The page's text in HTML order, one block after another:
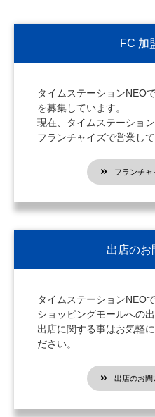
FC 加
タイムステーションNEO
を募集しています。
現在、タイムステーショ
フランチャイズで営業し
フランチャ
出店のお
タイムステーションNEO
ショッピングモールへの
出店に関する事はお気軽
ださい。
出店のお問